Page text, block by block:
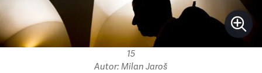
15
Autor: Milan Jaroš